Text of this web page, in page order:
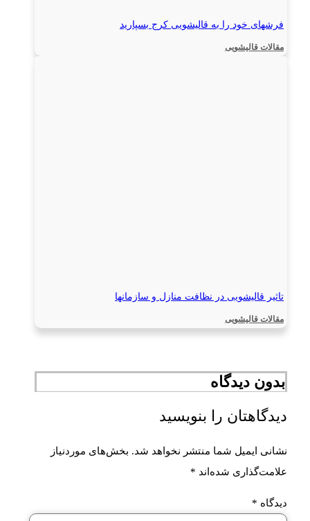
فرشهای خود را به قالیشویی کرج بسپارید
مقالات قالیشویی
تاثیر قالیشویی در نظافت منازل و سازمانها
مقالات قالیشویی
بدون دیدگاه
دیدگاهتان را بنویسید
نشانی ایمیل شما منتشر نخواهد شد. بخش‌های موردنیاز
علامت‌گذاری شده‌اند *
دیدگاه *